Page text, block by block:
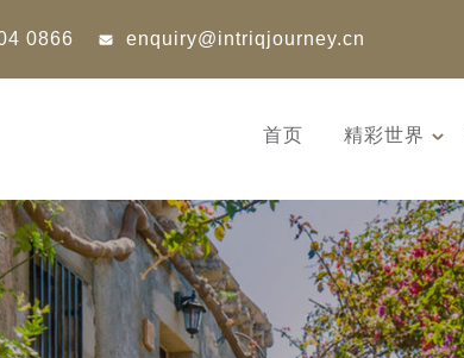
0866 enquiry@intriqjourney.cn
首页 精彩世界